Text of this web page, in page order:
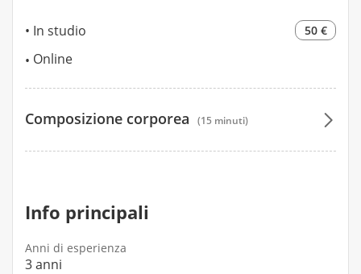
In studio 50 €
Online
Composizione corporea (15 minuti)
Info principali
Anni di esperienza
3 anni